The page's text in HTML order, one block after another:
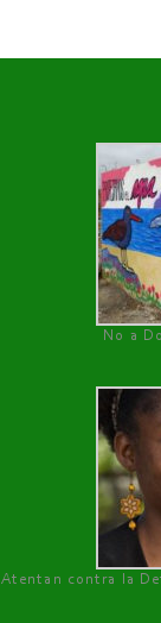
No a
Atentan contra la